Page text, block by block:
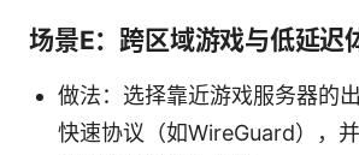
场景E：跨区域游戏与低延迟
做法：选择靠近游戏服务器的
快速协议（如WireGuard），